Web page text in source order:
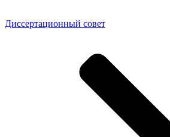
Диссертационный совет